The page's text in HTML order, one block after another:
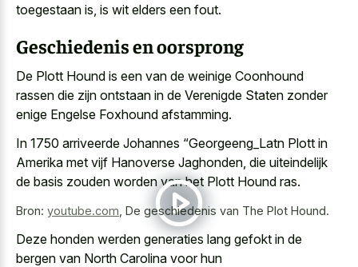
toegestaan is, is wit elders een fout.
Geschiedenis en oorsprong
De Plott Hound is een van de weinige Coonhound
rassen die zijn ontstaan in de Verenigde Staten zonder
enige Engelse Foxhound afstamming.
In 1750 arriveerde Johannes “Georgeeng_Latn Plott in
Amerika met vijf Hanoverse Jaghonden, die uiteindelijk
de basis zouden worden van het Plott Hound ras.
Bron: youtube.com De geschiedenis van The Plot Hound.
Deze honden werden generaties lang gefokt in de
bergen van North Carolina voor hun